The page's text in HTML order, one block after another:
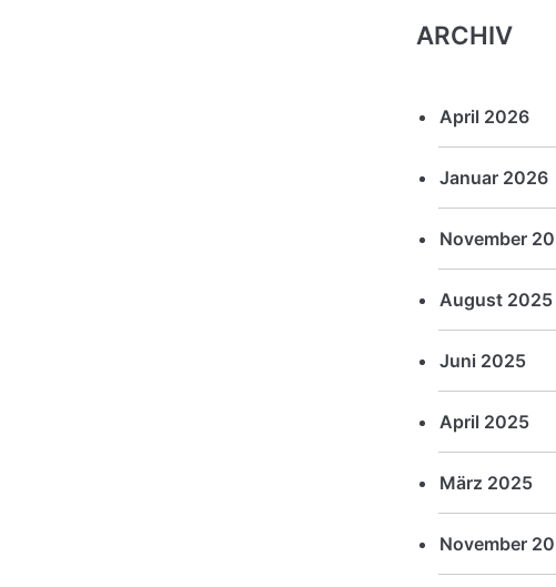
ARCHIV
April 2026
Januar 2026
November
August 2025
Juni 2025
April 2025
März 2025
November